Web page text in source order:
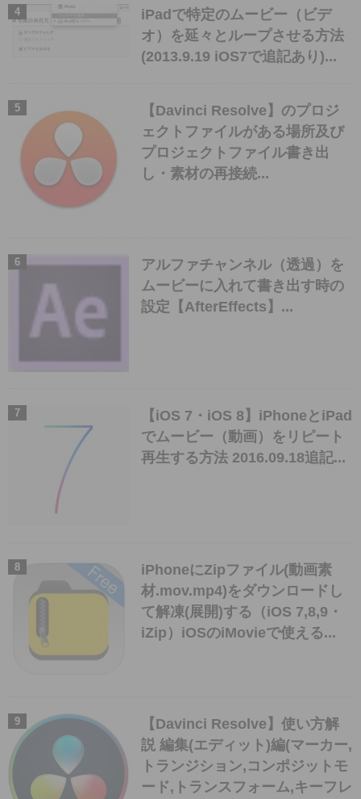
iPadで特定のムービー（ビデ
オ）を延々とループさせる方法
(2013.9.19 iOS7で追記あり)...
【Davinci Resolve】のプロジ
ェクトファイルがある場所及び
プロジェクトファイル書き出
し・素材の再接続...
アルファチャンネル（透過）を
ムービーに入れて書き出す時の
設定【AfterEffects】...
【iOS 7・iOS 8】iPhoneとiPad
でムービー（動画）をリピート
再生する方法 2016.09.18追記...
iPhoneにZipファイル(動画素
材.mov.mp4)をダウンロードし
て解凍(展開)する（iOS 7,8,9・
iZip）iOSのiMovieで使える...
【Davinci Resolve】使い方解
説 編集(エディット)編(マーカー,
トランジション,コンポジットモ
ード,トランスフォーム,キーフレ